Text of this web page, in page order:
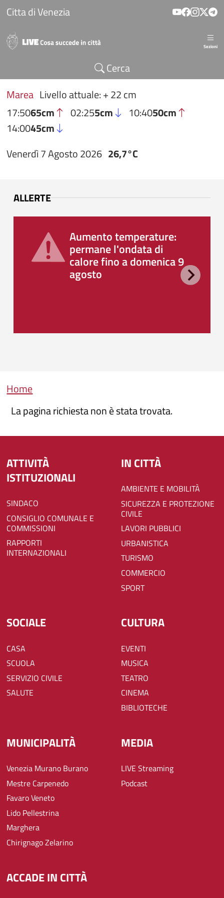
Salta al contenuto principale
Citta di Venezia
Sezioni
Cerca
Marea Livello attuale: + 22 cm
17:5065cm 02:255cm 10:4050cm
14:0045cm
Venerdì 7 Agosto 2026 26,7°C
ALLERTE
Aumento temperature:
permane l'ondata di
calore fino a domenica 9
agosto
Briciole di pane
Home
La pagina richiesta non è stata trovata.
ATTIVITÀ
ISTITUZIONALI
SINDACO
CONSIGLIO COMUNALE E
COMMISSIONI
RAPPORTI
INTERNAZIONALI
IN CITTÀ
AMBIENTE E MOBILITÀ
SICUREZZA E PROTEZIONE
CIVILE
LAVORI PUBBLICI
URBANISTICA
TURISMO
COMMERCIO
SPORT
SOCIALE
CASA
SCUOLA
SERVIZIO CIVILE
SALUTE
CULTURA
EVENTI
MUSICA
TEATRO
CINEMA
BIBLIOTECHE
MUNICIPALITÀ
Venezia Murano Burano
Mestre Carpenedo
Favaro Veneto
Lido Pellestrina
Marghera
Chirignago Zelarino
MEDIA
LIVE Streaming
Podcast
ACCADE IN CITTÀ